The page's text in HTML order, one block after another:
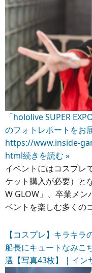
「hololive SUPER
のフォトレポートをお
https://www.inside-
html続きを読む »
イベントにはコスプレ
ケット購入が必要）と
W GLOW」、卒業メン
ベントを楽しむ多くの
【コスプレ】キラキ
船長にキュートなみこ
選【写真43枚】 | イン